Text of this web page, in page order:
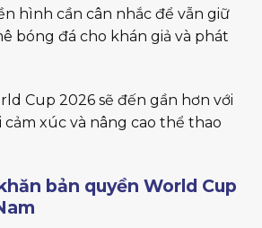
hình cần cân nhắc để vẫn giữ
bóng đá cho khán giả và phát
Cup 2026 sẽ đến gần hơn với
cảm xúc và nâng cao thể thao
bản quyền World Cup